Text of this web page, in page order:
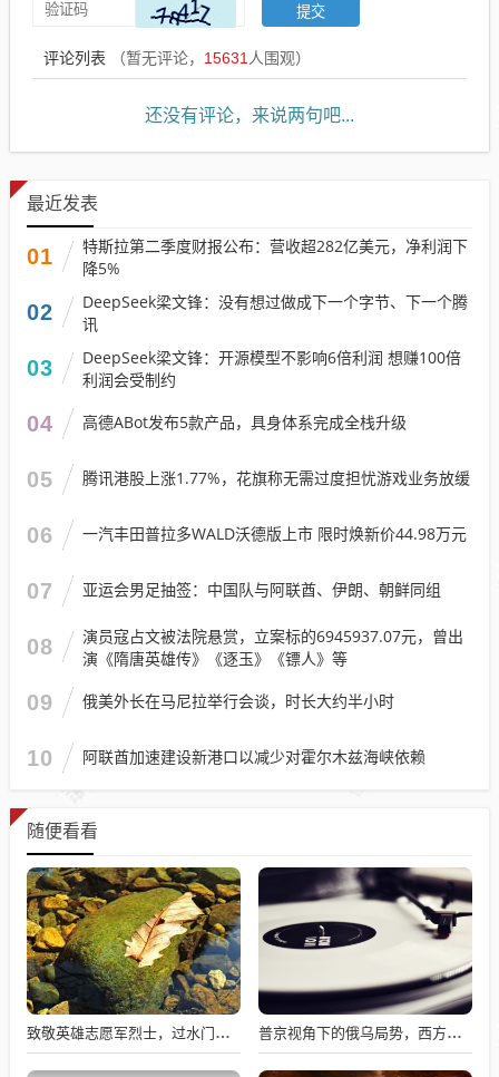
评论列表 （暂无评论， 15631人围观）
还没有评论，来说两句吧...
最近发表
01
特斯拉第二季度财报公布：营收超282亿美元，净利润下
降5%
02
DeepSeek梁文锋：没有想过做成下一个字节、下一个腾
讯
03
DeepSeek梁文锋：开源模型不影响6倍利润 想赚100倍
利润会受制约
04 高德ABot发布5款产品，具身体系完成全栈升级
05 腾讯港股上涨1.77%，花旗称无需过度担忧游戏业务放缓
06 一汽丰田普拉多WALD沃德版上市 限时焕新价44.98万元
07 亚运会男足抽签：中国队与阿联酋、伊朗、朝鲜同组
08
演员寇占文被法院悬赏，立案标的6945937.07元，曾出
演《隋唐英雄传》《逐玉》《镖人》等
09 俄美外长在马尼拉举行会谈，时长大约半小时
10 阿联酋加速建设新港口以减少对霍尔木兹海峡依赖
随便看看
致敬英雄志愿军烈士，过水门仪式展现最高礼遇 普京视角下的俄乌局势，西方间接介入的深度博弈与博弈解析